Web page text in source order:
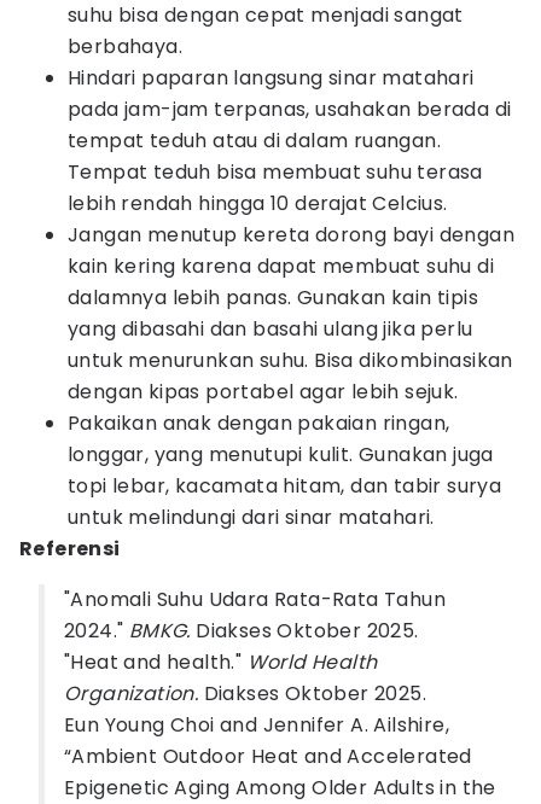
suhu bisa dengan cepat menjadi sangat
berbahaya.
Hindari paparan langsung sinar matahari
pada jam-jam terpanas, usahakan berada di
tempat teduh atau di dalam ruangan.
Tempat teduh bisa membuat suhu terasa
lebih rendah hingga 10 derajat Celcius.
Jangan menutup kereta dorong bayi dengan
kain kering karena dapat membuat suhu di
dalamnya lebih panas. Gunakan kain tipis
yang dibasahi dan basahi ulang jika perlu
untuk menurunkan suhu. Bisa dikombinasikan
dengan kipas portabel agar lebih sejuk.
Pakaikan anak dengan pakaian ringan,
longgar, yang menutupi kulit. Gunakan juga
topi lebar, kacamata hitam, dan tabir surya
untuk melindungi dari sinar matahari.
Referensi
"Anomali Suhu Udara Rata-Rata Tahun
2024." BMKG. Diakses Oktober 2025.
"Heat and health." World Health
Organization. Diakses Oktober 2025.
Eun Young Choi and Jennifer A. Ailshire,
“Ambient Outdoor Heat and Accelerated
Epigenetic Aging Among Older Adults in the